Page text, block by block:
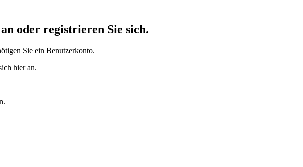
oder registrieren Sie sich.
Sie ein Benutzerkonto.
hier an.